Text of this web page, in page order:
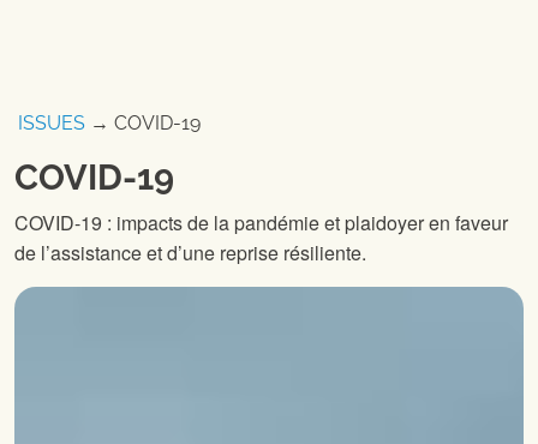
ISSUES → COVID-19
COVID-19
COVID-19 : impacts de la pandémie et plaidoyer en faveur
de l’assistance et d’une reprise résiliente.